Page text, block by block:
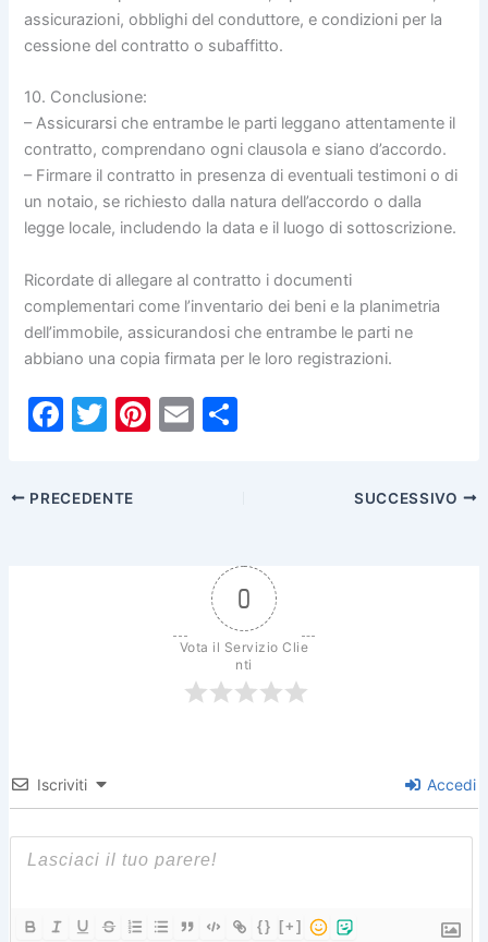
assicurazioni, obblighi del conduttore, e condizioni per la
cessione del contratto o subaffitto.
10. Conclusione:
– Assicurarsi che entrambe le parti leggano attentamente il
contratto, comprendano ogni clausola e siano d’accordo.
– Firmare il contratto in presenza di eventuali testimoni o di
un notaio, se richiesto dalla natura dell’accordo o dalla
legge locale, includendo la data e il luogo di sottoscrizione.
Ricordate di allegare al contratto i documenti
complementari come l’inventario dei beni e la planimetria
dell’immobile, assicurandosi che entrambe le parti ne
abbiano una copia firmata per le loro registrazioni.
F
c
e
T
itt
er
Pi E
di
PRECEDENTE SUCCESSIVO
0
Vota il Servizio Clie
nti
Iscriviti Accedi
{} [+]